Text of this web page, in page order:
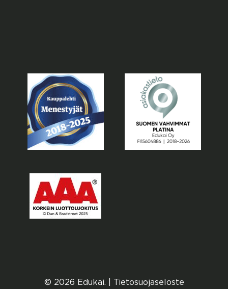
© 2026 Edukai. | Tietosuojaseloste